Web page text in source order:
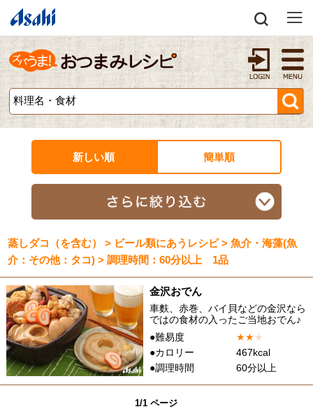
新しい順 簡単順
蒸しダコ（を含む） > ビール類にあうレシピ > 魚介・海藻(魚
介：その他：タコ) > 調理時間：60分以上 1品
金沢おでん
車麩、赤巻、バイ貝などの金沢なら
ではの食材の入ったご当地おでん♪
●難易度
★★★
●カロリー
467kcal
●調理時間
60分以上
1/1 ページ